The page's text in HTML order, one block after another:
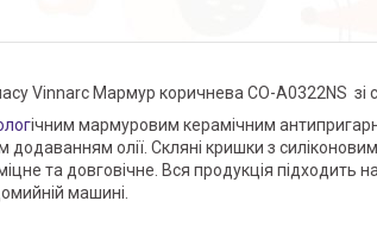
Vinnarc Мармур коричнева CO-A0322NS
ічним мармуровим керамічним
додаванням олії. Скляні кришки з
та довговічне. Вся продукція підходить
машині.